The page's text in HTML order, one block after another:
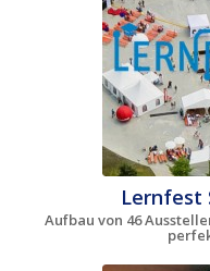
Lernfest
Aufbau von 46